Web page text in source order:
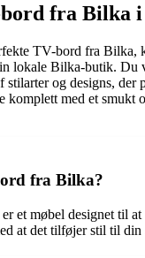
fra Bilka i
TV-bord fra Bilka,
lokale Bilka-butik. Du
stilarter og designs, der
komplett med et smukt
fra Bilka?
et møbel designet til
at det tilføjer stil til din